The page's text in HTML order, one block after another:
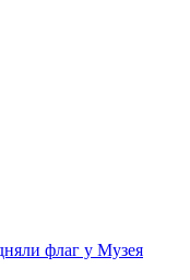
флаг у Музея